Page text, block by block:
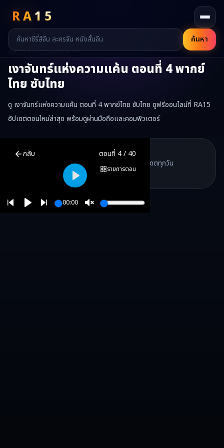
RA15
ค้นหา
RA15 / ตอนของซีรี่ส์
เงาจันทร์แห่งความแค้น ตอนที่ 4พากย์
ไทย ซับไทย
ดู เงาจันทร์แห่งความแค้น ตอนที่ 4 พากย์ไทย ซับไทย ดูฟรีออนไลน์ที่ RA15
อัปเดตตอนใหม่ล่าสุด พร้อมดูผ่านมือถือและคอมพิวเตอร์
กลับ ตอนที่ 4/ 40
รายการตอน
00:00
Play
พากย์ไทย ซับไทย ดูฟรีออนไลน์ —เง
RA15 เป็นเว็บไซต์ดูซีรี่ส์จีนออนไลน์ฟรี ที่รวบรวมหนังจีน ละครจีน มิ
RA15 Drama
RA15 Drama
รวมซีรี่ส์จีน ละครสั้น หนังแนวตั้ง พากย์ไทย อัปเดตทุกวัน
RA15 Drama